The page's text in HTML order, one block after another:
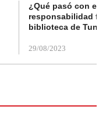
¿Qué pasó con el
responsabilidad
biblioteca de
29/08/2023